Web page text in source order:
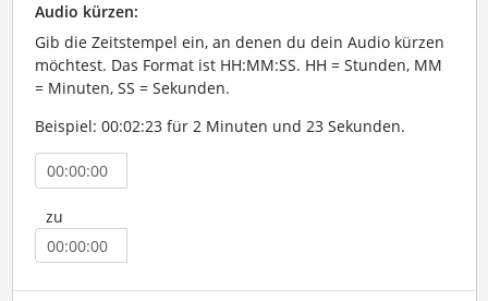
Audio kürzen:
Gib die Zeitstempel ein, an denen du dein Audio kürzen
möchtest. Das Format ist HH:MM:SS. HH = Stunden, MM
= Minuten, SS = Sekunden.
Beispiel: 00:02:23 für 2 Minuten und 23 Sekunden.
zu